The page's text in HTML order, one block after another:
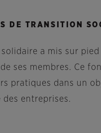
DE TRANSITION
solidaire a mis sur
ses membres. Ce
pratiques dans un
entreprises.